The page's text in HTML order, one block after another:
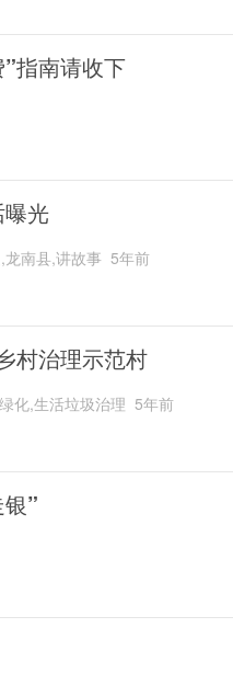
指南请收下
光
南县,讲故事 5年前
村治理示范村
化,生活垃圾治理 5年前
”